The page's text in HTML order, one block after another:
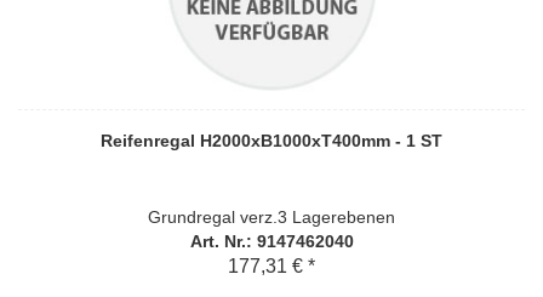
Reifenregal H2000xB1000xT400mm - 1 ST
Grundregal verz.3 Lagerebenen
Art. Nr.: 9147462040
177,31 € *